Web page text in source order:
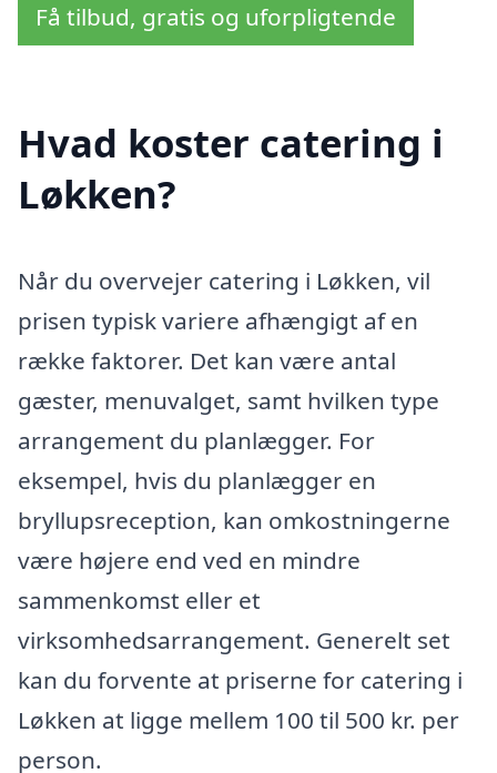
Få tilbud, gratis og uforpligtende
Hvad koster catering i
Løkken?
Når du overvejer catering i Løkken, vil
prisen typisk variere afhængigt af en
række faktorer. Det kan være antal
gæster, menuvalget, samt hvilken type
arrangement du planlægger. For
eksempel, hvis du planlægger en
bryllupsreception, kan omkostningerne
være højere end ved en mindre
sammenkomst eller et
virksomhedsarrangement. Generelt set
kan du forvente at priserne for catering i
Løkken at ligge mellem 100 til 500 kr. per
person.